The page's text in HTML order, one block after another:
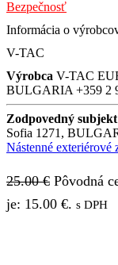
Bezpečnosť
Informácia o
V-TAC
Výrobca V-TAC
BULGARIA +359 2
Zodpovedný subjekt
Sofia 1271,
Nástenné exteriérové
25.00€ Pôvodná
je: 15.00 €. s DPH